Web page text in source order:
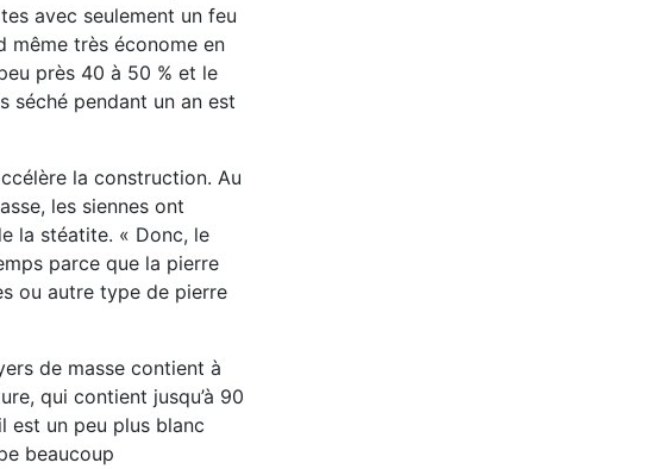
avec seulement un feu
même très économe en
près 40 à 50 % et le
séché pendant un an est
la construction. Au
les siennes ont
la stéatite. « Donc, le
parce que la pierre
ou autre type de pierre
de masse contient à
qui contient jusqu’à 90
il est un peu plus blanc
beaucoup